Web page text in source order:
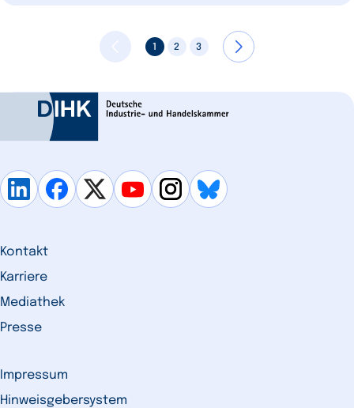
2 3
Kontakt
Karriere
Mediathek
Presse
Impressum
Hinweisgebersystem